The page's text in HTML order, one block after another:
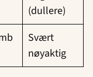
(dullere)
Svært
nøyaktig